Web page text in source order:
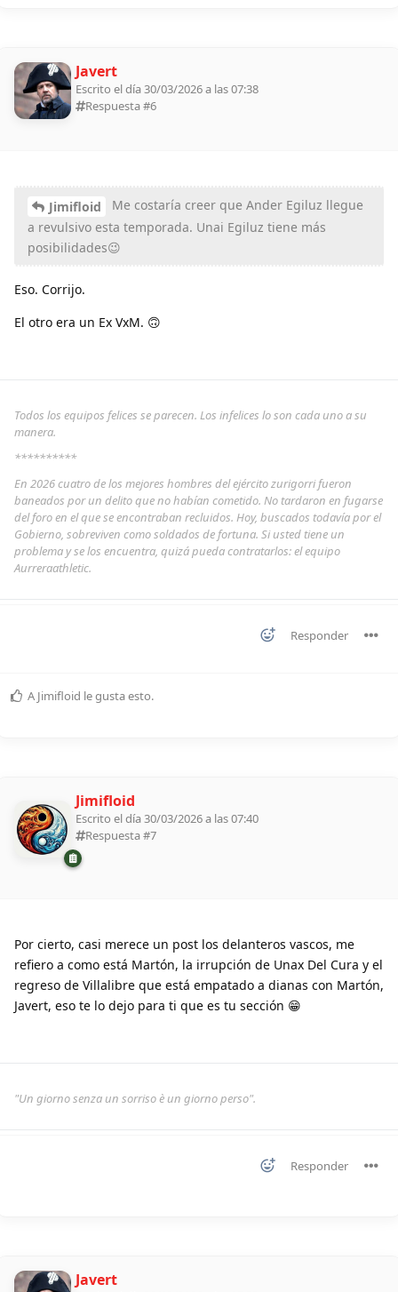
Javert
Escrito el día 30/03/2026 a las 07:38
Respuesta #6
Jimifloid
Me costaría creer que Ander Egiluz llegue
a revulsivo esta temporada. Unai Egiluz tiene más
posibilidades😉
Eso. Corrijo.
El otro era un Ex VxM. 🙃
Todos los equipos felices se parecen. Los infelices lo son cada uno a su
manera.
**********
En 2026 cuatro de los mejores hombres del ejército zurigorri fueron
baneados por un delito que no habían cometido. No tardaron en fugarse
del foro en el que se encontraban recluidos. Hoy, buscados todavía por el
Gobierno, sobreviven como soldados de fortuna. Si usted tiene un
problema y se los encuentra, quizá pueda contratarlos: el equipo
Aurreraathletic.
Responder
A Jimifloid le gusta esto.
Jimifloid
Escrito el día 30/03/2026 a las 07:40
Respuesta #7
Por cierto, casi merece un post los delanteros vascos, me
refiero a como está Martón, la irrupción de Unax Del Cura y el
regreso de Villalibre que está empatado a dianas con Martón,
Javert, eso te lo dejo para ti que es tu sección 😁
"Un giorno senza un sorriso è un giorno perso".
Responder
Javert